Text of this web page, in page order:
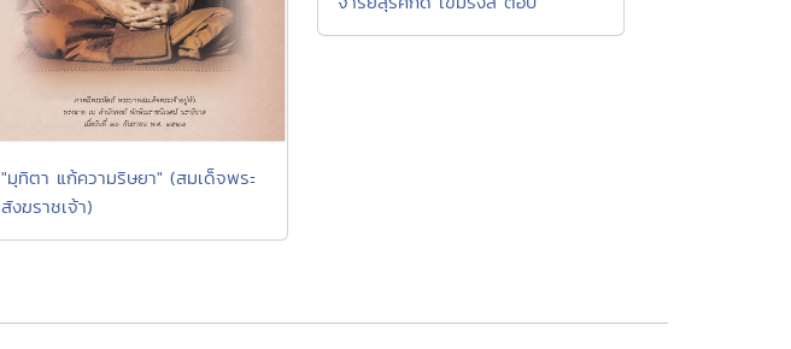
"มุทิตา แก้ความริษยา" (สมเด็จพระ
สังฆราชเจ้า)